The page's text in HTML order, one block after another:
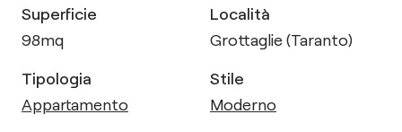
Superficie
98mq
Località
Grottaglie (Taranto)
Tipologia
Appartamento
Stile
Moderno